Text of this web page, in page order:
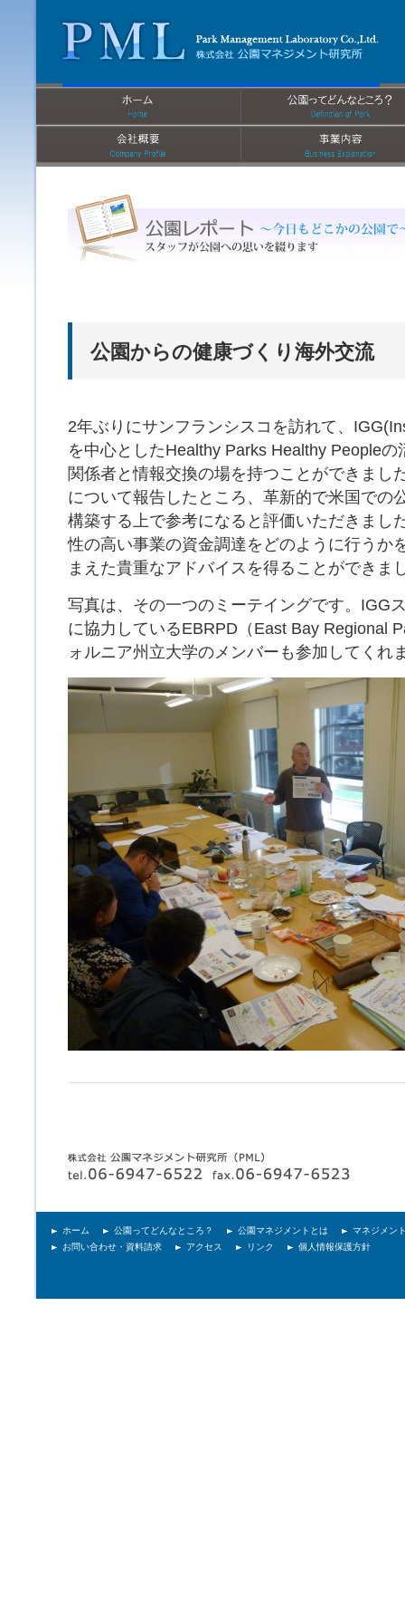
公園からの健康づくり海外交流
2年ぶりにサンフランシスコを訪れて、
を中心としたHealthy Parks Healthy People
関係者と情報交換の場を持つことができまし
について報告したところ、革新的で米国での
構築する上で参考になると評価いただきまし
性の高い事業の資金調達をどのように行うか
まえた貴重なアドバイスを得ることができま
写真は、その一つのミーテイングです。IGG
に協力しているEBRPD（East Bay Regional
ォルニア州立大学のメンバーも参加してくれ
ホーム 公園ってどんなところ？ 公園マネジメントとは
マネジメン
お問い合わせ・資料請求
アクセス リンク 個人情報保護方針